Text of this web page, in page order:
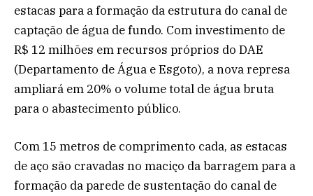
estacas para a formação da estrutura do canal de
captação de água de fundo. Com investimento de
R$ 12 milhões em recursos próprios do DAE
(Departamento de Água e Esgoto), a nova represa
ampliará em 20% o volume total de água bruta
para o abastecimento público.
Com 15 metros de comprimento cada, as estacas
de aço são cravadas no maciço da barragem para a
formação da parede de sustentação do canal de